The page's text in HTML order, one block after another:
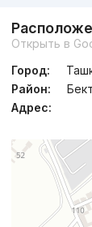
Открыть в
Город:
Район:
Адрес: